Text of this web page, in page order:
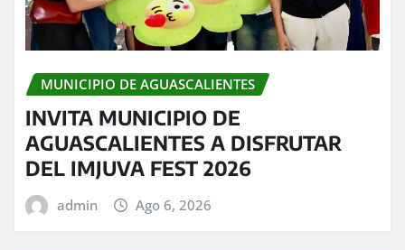
MUNICIPIO DE AGUASCALIENTES
INVITA MUNICIPIO DE
AGUASCALIENTES A DISFRUTAR
DEL IMJUVA FEST 2026
admin Ago 6, 2026